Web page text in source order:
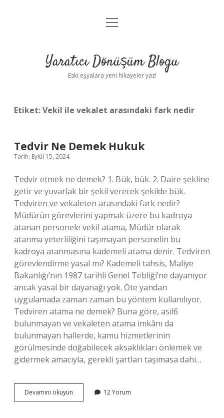
Anasayfa
Yasal Uyarı
menüyü
Yaratıcı Dönüşüm Blogu
Eski eşyalara yeni hikayeler yaz!
Etiket:Vekil ile vekalet arasındaki fark nedir
Tedvir Ne Demek Hukuk
Tarih: Eylül 15, 2024
Tedvir etmek ne demek? 1. Bük, bük. 2. Daire şekline
getir ve yuvarlak bir şekil verecek şekilde bük.
Tedviren ve vekaleten arasındaki fark nedir?
Müdürün görevlerini yapmak üzere bu kadroya
atanan personele vekil atama, Müdür olarak
atanma yeterliliğini taşımayan personelin bu
kadroya atanmasına kademeli atama denir. Tedviren
görevlendirme yasal mı? Kademeli tahsis, Maliye
Bakanlığı’nın 1987 tarihli Genel Tebliği’ne dayanıyor
ancak yasal bir dayanağı yok. Öte yandan
uygulamada zaman zaman bu yöntem kullanılıyor.
Tedviren atama ne demek? Buna göre, asil6
bulunmayan ve vekaleten atama imkânı da
bulunmayan hallerde, kamu hizmetlerinin
görülmesinde doğabilecek aksaklıkları önlemek ve
gidermek amacıyla, gerekli şartları taşımasa dahi…
Devamını okuyun
Ne
12 Yorum